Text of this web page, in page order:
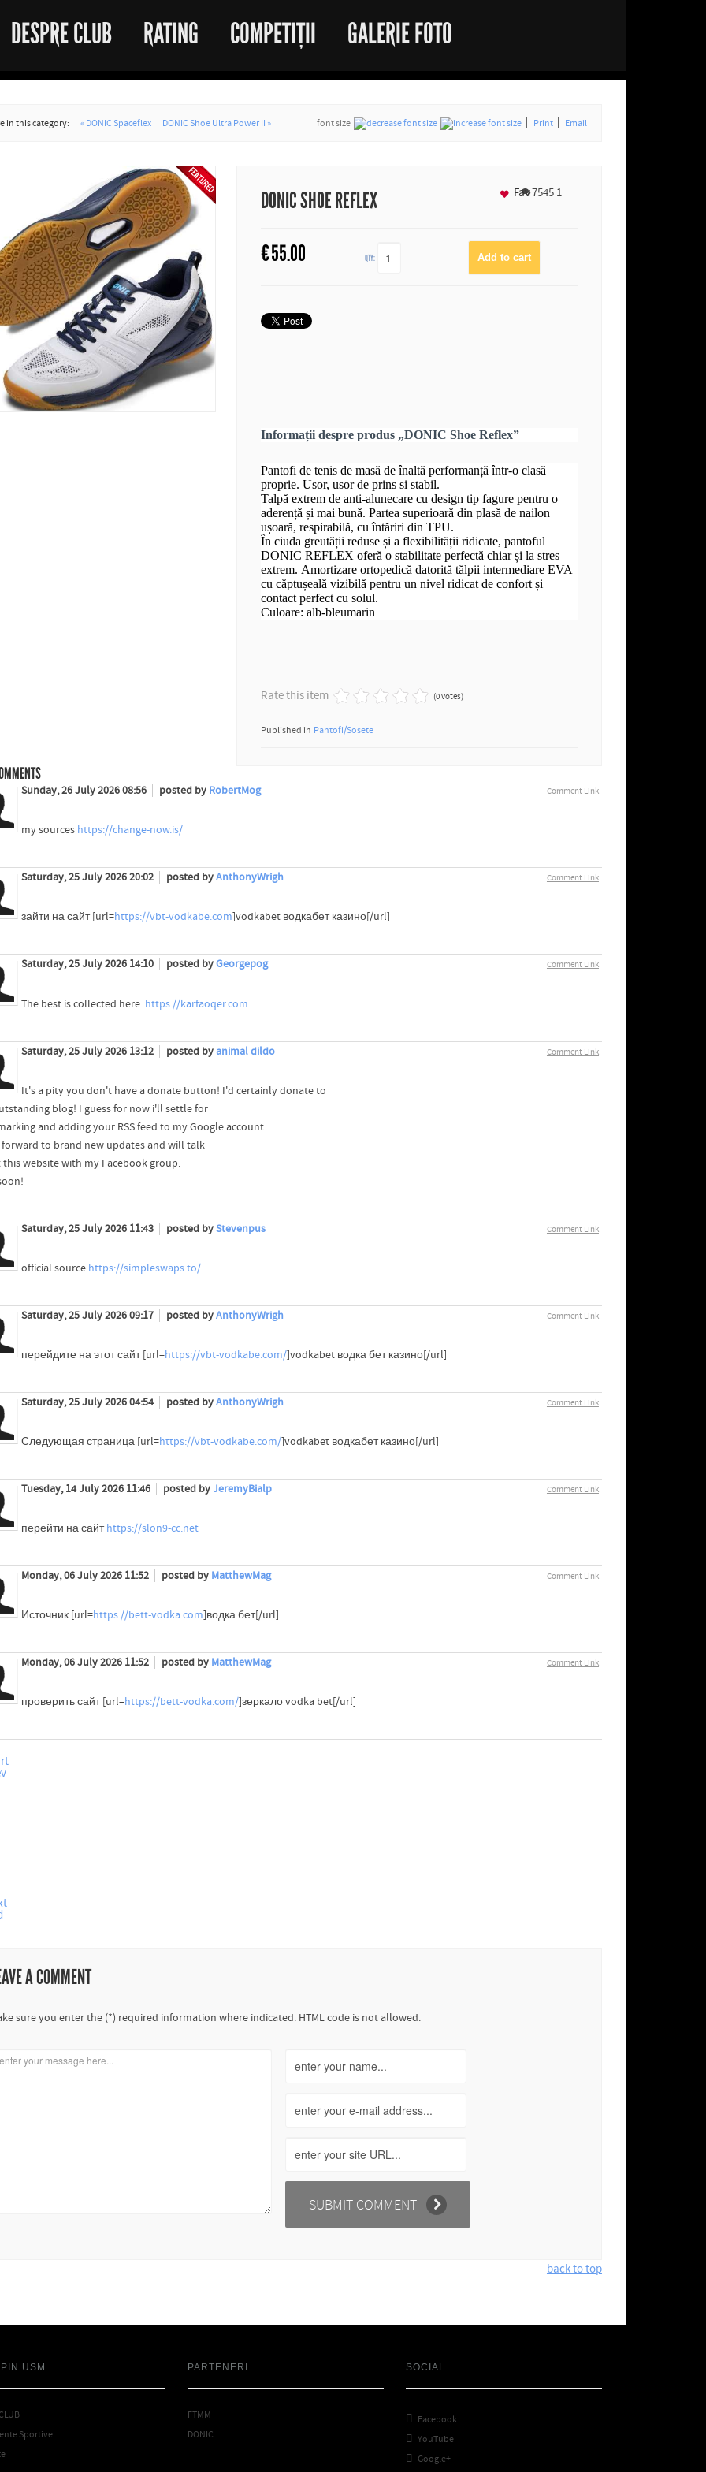
DESPRE CLUB RATING COMPETIȚII GALERIE FOTO
in this category: « DONIC Spaceflex DONIC Shoe Ultra Power II » font size Print Email
DONIC SHOE REFLEX 75451
€55.00 QTY:
Fav
Informații despre produs „DONIC Shoe Reflex”
Pantofi de tenis de masă de înaltă performanță într-o clasă
proprie. Usor, usor de prins si stabil.
Talpă extrem de anti-alunecare cu design tip fagure pentru o
aderență și mai bună. Partea superioară din plasă de nailon
ușoară, respirabilă, cu întăriri din TPU.
În ciuda greutății reduse și a flexibilității ridicate, pantoful
DONIC REFLEX oferă o stabilitate perfectă chiar și la stres
extrem. Amortizare ortopedică datorită tălpii intermediare EVA
cu căptușeală vizibilă pentru un nivel ridicat de confort și
contact perfect cu solul.
Culoare: alb-bleumarin
Rate this item (0 votes)
Published in Pantofi/Sosete
Comment Link
Sunday, 26 July 2026 08:56 posted by RobertMog
my sources https://change-now.is/
Comment Link
Saturday, 25 July 2026 20:02 posted byAnthonyWrigh
зайти на сайт [url=https://vbt-vodkabe.com]vodkabet водкабет казино[/url]
Comment Link
Saturday, 25 July 2026 14:10 posted byGeorgepog
The best is collected here: https://karfaoqer.com
Comment Link
Saturday, 25 July 2026 13:12 posted byanimal dildo
It's a pity you don't have a donate button! I'd certainly donate to
blog! I guess for now i'll settle for
and adding your RSS feed to my Google account.
to brand new updates and will talk
website with my Facebook group.
Comment Link
Saturday, 25 July 2026 11:43 posted byStevenpus
official source https://simpleswaps.to/
Comment Link
Saturday, 25 July 2026 09:17 posted byAnthonyWrigh
перейдите на этот сайт [url=https://vbt-vodkabe.com/]vodkabet водка бет казино[/url]
Comment Link
Saturday, 25 July 2026 04:54 posted byAnthonyWrigh
Следующая страница [url=https://vbt-vodkabe.com/]vodkabet водкабет казино[/url]
Comment Link
Tuesday, 14 July 2026 11:46 posted byJeremyBialp
перейти на сайт https://slon9-cc.net
Comment Link
Monday, 06 July 2026 11:52 posted by MatthewMag
Источник [url=https://bett-vodka.com]водка бет[/url]
Comment Link
Monday, 06 July 2026 11:52 posted by MatthewMag
проверить сайт [url=https://bett-vodka.com/]зеркало vodka bet[/url]
A COMMENT
sure you enter the (*) required information where indicated. HTML code is not allowed.
back to top
USM
Sportive
PARTENERI
FTMM
DONIC
SOCIAL
 Facebook
 YouTube
 Google+